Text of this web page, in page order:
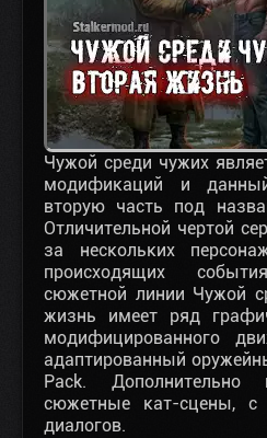
Чужой среди чужих
модификаций и
вторую часть под
Отличительной чертой
за нескольких
происходящих
сюжетной линии Чужой
жизнь имеет ряд
модифицированного
адаптированный
Pack.
сюжетные кат-сцены, с
диалогов.